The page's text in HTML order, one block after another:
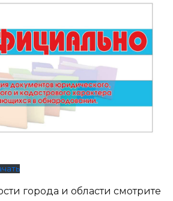
города и области смотрите